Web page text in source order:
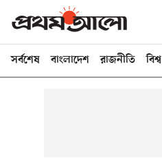
সর্বশেষ বাংলাদেশ রাজনীতি বিশ্ব